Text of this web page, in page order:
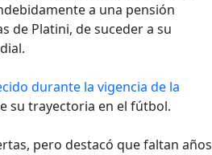
a una pensión
de Platini, de suceder a su
durante la vigencia de la
su trayectoria en el fútbol.
pero destacó que faltan años